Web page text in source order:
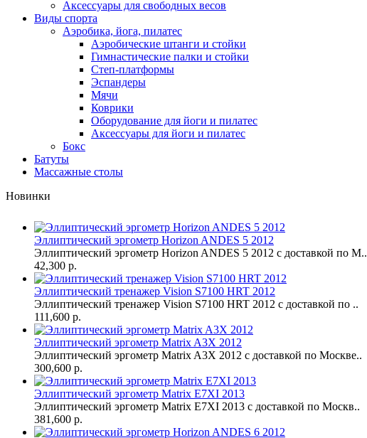
Аксессуары для свободных весов
Виды спорта
Аэробика, йога, пилатес
Аэробические штанги и стойки
Гимнастические палки и стойки
Степ-платформы
Эспандеры
Мячи
Коврики
Оборудование для йоги и пилатес
Аксессуары для йоги и пилатес
Бокс
Батуты
Массажные столы
Новинки
Эллиптический эргометр Horizon ANDES 5 2012
Эллиптический эргометр Horizon ANDES 5 2012 с доставкой по М..
42,300 р.
Эллиптический тренажер Vision S7100 HRT 2012
Эллиптический тренажер Vision S7100 HRT 2012 с доставкой по ..
111,600 р.
Эллиптический эргометр Matrix A3X 2012
Эллиптический эргометр Matrix A3X 2012 с доставкой по Москве..
300,600 р.
Эллиптический эргометр Matrix E7XI 2013
Эллиптический эргометр Matrix E7XI 2013 с доставкой по Москв..
381,600 р.